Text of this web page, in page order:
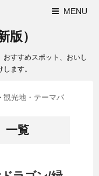
MENU
版）
すすめスポット、おいし
ます。
観光地・テーマパ
一覧